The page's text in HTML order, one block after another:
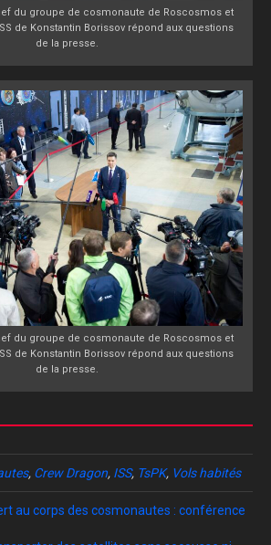
du groupe de cosmonaute de Roscosmos et
de Konstantin Borissov répond aux questions
de la presse.
du groupe de cosmonaute de Roscosmos et
de Konstantin Borissov répond aux questions
de la presse.
, Crew Dragon, ISS, TsPK, Vols habités
au corps des cosmonautes : conférence